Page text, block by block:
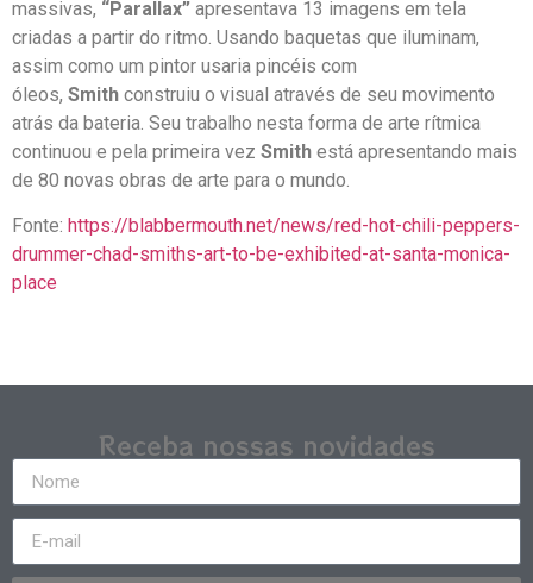
massivas, “Parallax” apresentava 13 imagens em tela
criadas a partir do ritmo. Usando baquetas que iluminam,
assim como um pintor usaria pincéis com
óleos, Smith construiu o visual através de seu movimento
atrás da bateria. Seu trabalho nesta forma de arte rítmica
continuou e pela primeira vez Smith está apresentando mais
de 80 novas obras de arte para o mundo.
Fonte: https://blabbermouth.net/news/red-hot-chili-peppers-
drummer-chad-smiths-art-to-be-exhibited-at-santa-monica-
place
Receba nossas novidades